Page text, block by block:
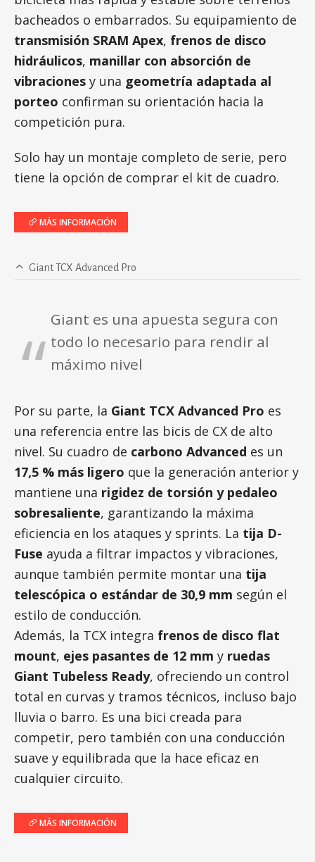
bacheados o embarrados. Su equipamiento de
transmisión SRAM Apex, frenos de disco
hidráulicos, manillar con absorción de
vibraciones y una geometría adaptada al
porteo confirman su orientación hacia la
competición pura.
Solo hay un montaje completo de serie, pero
tiene la opción de comprar el kit de cuadro.
MÁS INFORMACIÓN
Giant TCX Advanced Pro
Giant es una apuesta segura con
todo lo necesario para rendir al
máximo nivel
Por su parte, la Giant TCX Advanced Pro es
una referencia entre las bicis de CX de alto
nivel. Su cuadro de carbono Advanced es un
17,5 % más ligero que la generación anterior y
mantiene una rigidez de torsión y pedaleo
sobresaliente, garantizando la máxima
eficiencia en los ataques y sprints. La tija D-
Fuse ayuda a filtrar impactos y vibraciones,
aunque también permite montar una tija
telescópica o estándar de 30,9 mm según el
estilo de conducción.
Además, la TCX integra frenos de disco flat
mount, ejes pasantes de 12 mm y ruedas
Giant Tubeless Ready, ofreciendo un control
total en curvas y tramos técnicos, incluso bajo
lluvia o barro. Es una bici creada para
competir, pero también con una conducción
suave y equilibrada que la hace eficaz en
cualquier circuito.
MÁS INFORMACIÓN